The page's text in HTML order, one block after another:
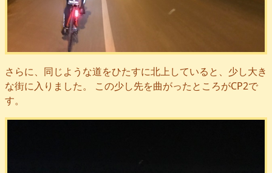
さらに、同じような道をひたすに北上していると、少し大き
な街に入りました。 この少し先を曲がったところがCP2で
す。